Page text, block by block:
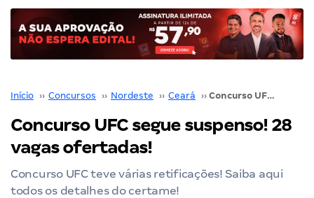
Início ›› Concursos ›› Nordeste ›› Ceará ›› Concurso UFC segue suspenso! 28 vagas ofertadas!
Concurso UFC segue suspenso! 28
vagas ofertadas!
Concurso UFC teve várias retificações! Saiba aqui
todos os detalhes do certame!